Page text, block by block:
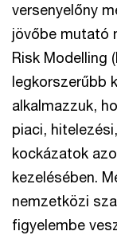
versenyelőny
jövőbe mutató
Risk Modelling
legkorszerűbb
alkalmazzuk,
piaci,
kockázatok
kezelésében.
nemzetközi
figyelembe